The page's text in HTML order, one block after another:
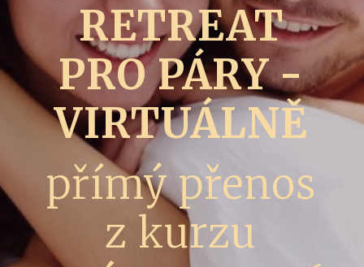
RETREAT
PRO PÁRY -
VIRTUÁLNĚ
přímý přenos
z kurzu